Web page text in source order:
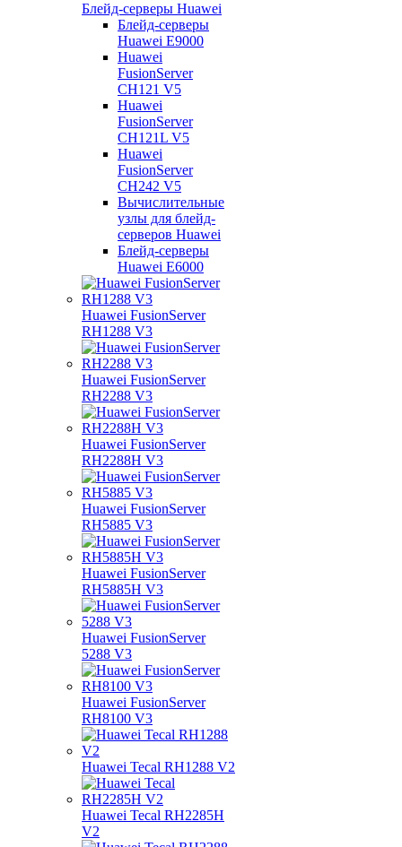
Блейд-серверы Huawei
Блейд-серверы
Huawei E9000
Huawei
FusionServer
CH121 V5
Huawei
FusionServer
CH121L V5
Huawei
FusionServer
CH242 V5
Вычислительные
узлы для блейд-
серверов Huawei
Блейд-серверы
Huawei E6000
Huawei FusionServer
RH1288 V3
Huawei FusionServer
RH2288 V3
Huawei FusionServer
RH2288H V3
Huawei FusionServer
RH5885 V3
Huawei FusionServer
RH5885H V3
Huawei FusionServer
5288 V3
Huawei FusionServer
RH8100 V3
Huawei Tecal RH1288 V2
Huawei Tecal RH2285H
V2